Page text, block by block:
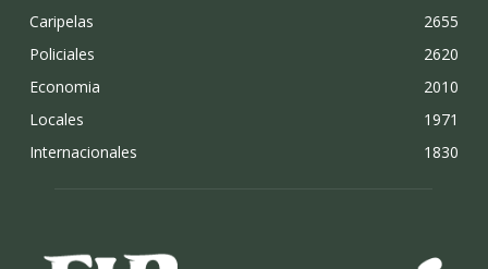
Caripelas
2655
Policiales
2620
Economia
2010
Locales
1971
Internacionales
1830